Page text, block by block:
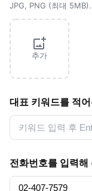
JPG, PNG (최대
추가
대표 키워드를 적
전화번호를 입력해